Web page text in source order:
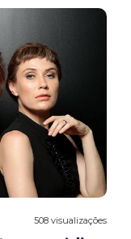
508 visualizações